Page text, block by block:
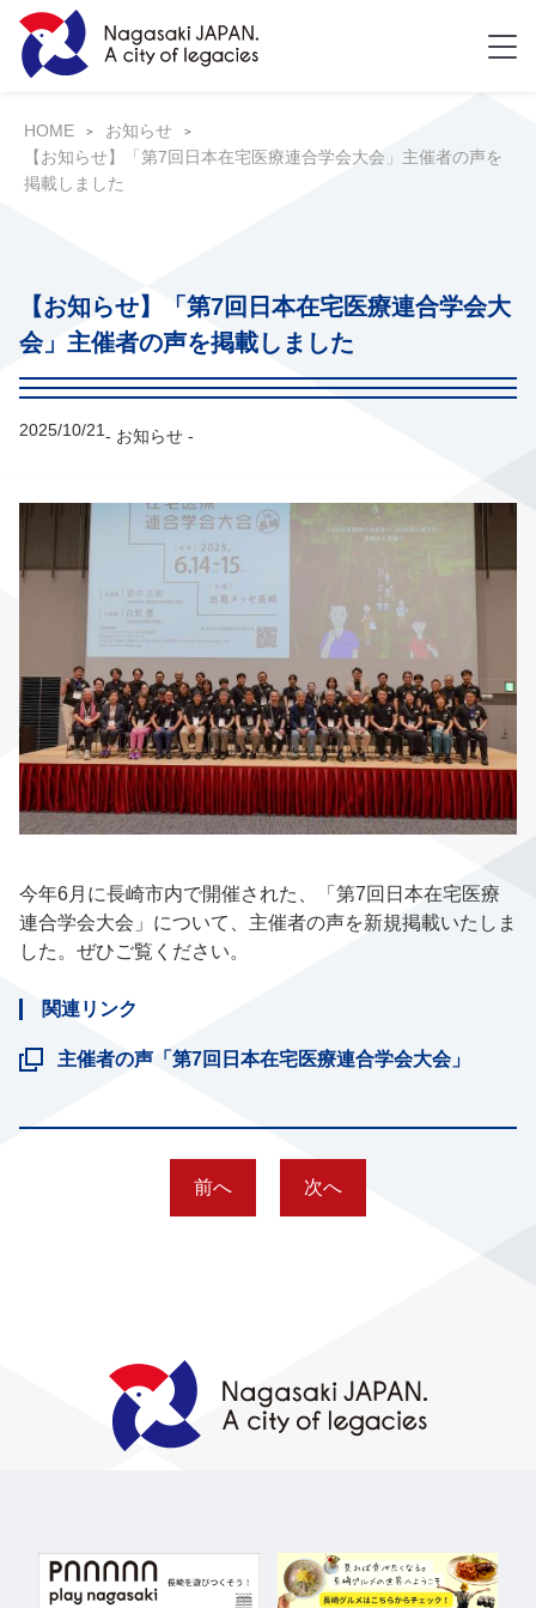
HOME
お知らせ
【お知らせ】「第7回日本在宅医療連合学会大会」主催者の声を
掲載しました
【お知らせ】「第7回日本在宅医療連合学会大
会」主催者の声を掲載しました
2025/10/21- お知らせ -
今年6月に長崎市内で開催された、「第7回日本在宅医療
連合学会大会」について、主催者の声を新規掲載いたしま
した。ぜひご覧ください。
関連リンク
主催者の声「第7回日本在宅医療連合学会大会」
前へ 次へ